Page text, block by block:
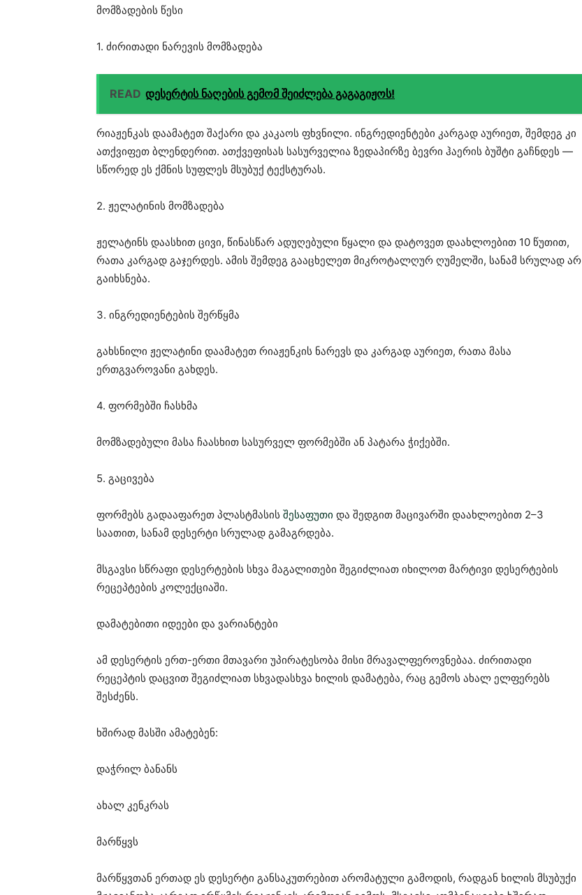
მომზადების წესი
1. ძირითადი ნარევის მომზადება
READ დესერტის ნაღების გემომ შეიძლება გაგაგიჟოს!
რიაჟენკას დაამატეთ შაქარი და კაკაოს ფხვნილი. ინგრედიენტები კარგად აურიეთ, შემდეგ კი
ათქვიფეთ ბლენდერით. ათქვეფისას სასურველია ზედაპირზე ბევრი ჰაერის ბუშტი გაჩნდეს —
სწორედ ეს ქმნის სუფლეს მსუბუქ ტექსტურას.
2. ჟელატინის მომზადება
ჟელატინს დაასხით ცივი, წინასწარ ადუღებული წყალი და დატოვეთ დაახლოებით 10 წუთით,
რათა კარგად გაჯერდეს. ამის შემდეგ გააცხელეთ მიკროტალღურ ღუმელში, სანამ სრულად არ
გაიხსნება.
3. ინგრედიენტების შერწყმა
გახსნილი ჟელატინი დაამატეთ რიაჟენკის ნარევს და კარგად აურიეთ, რათა მასა
ერთგვაროვანი გახდეს.
4. ფორმებში ჩასხმა
მომზადებული მასა ჩაასხით სასურველ ფორმებში ან პატარა ჭიქებში.
5. გაცივება
ფორმებს გადააფარეთ პლასტმასის შესაფუთი და შედგით მაცივარში დაახლოებით 2–3
საათით, სანამ დესერტი სრულად გამაგრდება.
მსგავსი სწრაფი დესერტების სხვა მაგალითები შეგიძლიათ იხილოთ მარტივი დესერტების
რეცეპტების კოლექციაში⁠.
დამატებითი იდეები და ვარიანტები
ამ დესერტის ერთ-ერთი მთავარი უპირატესობა მისი მრავალფეროვნებაა. ძირითადი
რეცეპტის დაცვით შეგიძლიათ სხვადასხვა ხილის დამატება, რაც გემოს ახალ ელფერებს
შესძენს.
ხშირად მასში ამატებენ:
დაჭრილ ბანანს
ახალ კენკრას
მარწყვს
მარწყვთან ერთად ეს დესერტი განსაკუთრებით არომატული გამოდის, რადგან ხილის მსუბუქი